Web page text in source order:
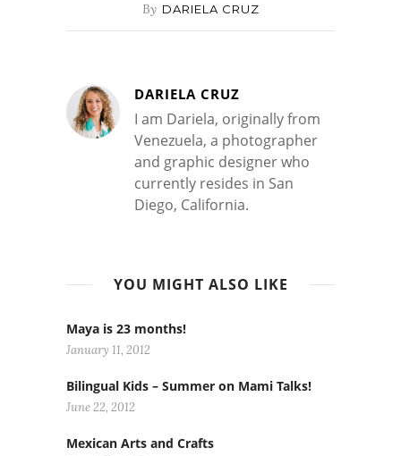
By DARIELA CRUZ
DARIELA CRUZ
I am Dariela, originally from
Venezuela, a photographer
and graphic designer who
currently resides in San
Diego, California.
YOU MIGHT ALSO LIKE
Maya is 23 months!
January 11, 2012
Bilingual Kids – Summer on Mami Talks!
June 22, 2012
Mexican Arts and Crafts